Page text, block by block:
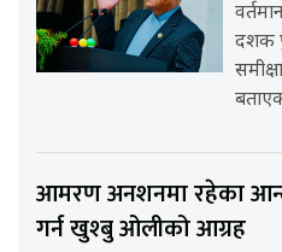
दशक
आमरण अनशनमा रहेका
गर्न खुश्बु ओलीको आग्रह